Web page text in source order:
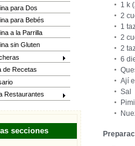
para Dos
para Bebés
a la Parrilla
sin Gluten
de Recetas
Restaurantes
secciones
1 k
2
1
2
2
6
Ají
Sal